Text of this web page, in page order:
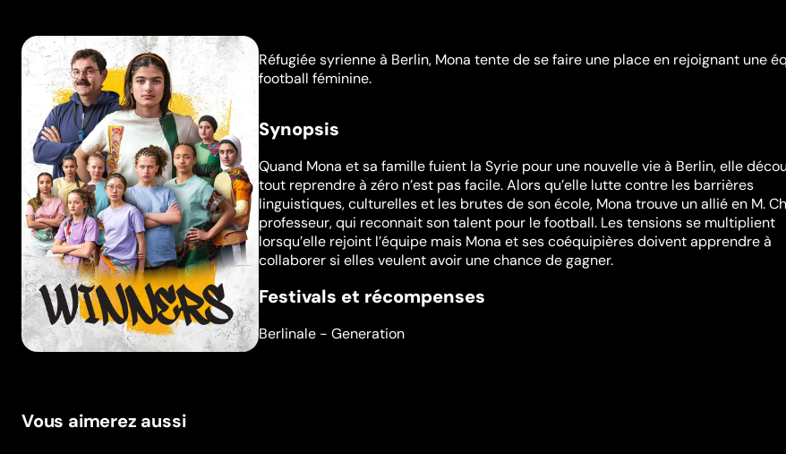
Réfugiée syrienne à Berlin, Mona tente de se faire une place en rejoignant une
football féminine.
Synopsis
Quand Mona et sa famille fuient la Syrie pour une nouvelle vie à Berlin, elle
tout reprendre à zéro n’est pas facile. Alors qu’elle lutte contre les barrières
linguistiques, culturelles et les brutes de son école, Mona trouve un allié en M.
professeur, qui reconnait son talent pour le football. Les tensions se multiplient
lorsqu’elle rejoint l’équipe mais Mona et ses coéquipières doivent apprendre à
collaborer si elles veulent avoir une chance de gagner.
Festivals et récompenses
Berlinale - Generation
Vous aimerez aussi